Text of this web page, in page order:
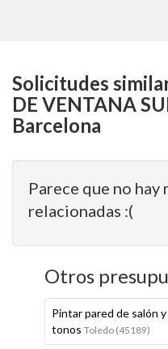
Solicitudes
DE VENTANA
Barcelona
Parece que no
relacionadas :(
Otros
Pintar pared de salón
tonos Toledo (45189)